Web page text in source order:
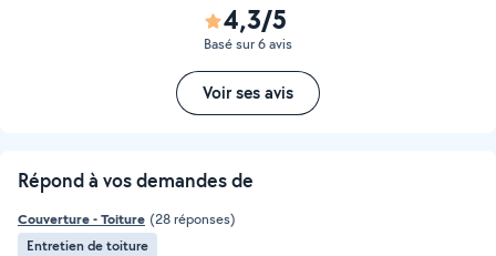
4,3/5
Basé sur 6 avis
Voir ses avis
Répond à vos demandes de
Couverture - Toiture (28 réponses)
Entretien de toiture